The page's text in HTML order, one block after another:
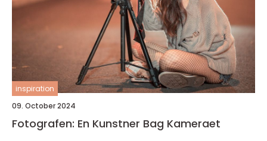
inspiration
09. October 2024
Fotografen: En Kunstner Bag Kameraet